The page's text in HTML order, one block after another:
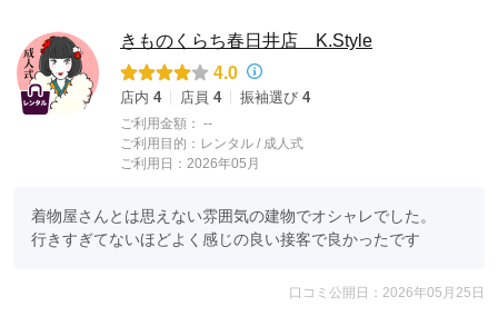
きものくらち春日井店 K.Style
4.0
店内 4 店員 4 振袖選び 4
ご利用金額： --
ご利用目的： レンタル / 成人式
ご利用日：2026年05月
着物屋さんとは思えない雰囲気の建物でオシャレでした。
行きすぎてないほどよく感じの良い接客で良かったです
口コミ公開日：2026年05月25日